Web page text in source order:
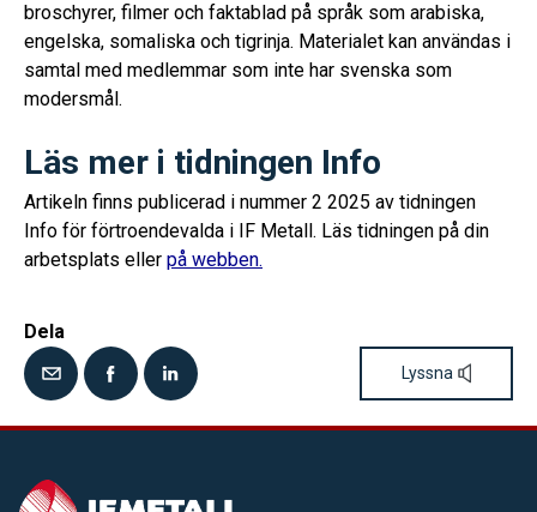
broschyrer, filmer och faktablad på språk som arabiska,
engelska, somaliska och tigrinja. Materialet kan användas i
samtal med medlemmar som inte har svenska som
modersmål.
Läs mer i tidningen Info
Artikeln finns publicerad i nummer 2 2025 av tidningen
Info för förtroendevalda i IF Metall. Läs tidningen på din
arbetsplats eller på webben.
Dela
Lyssna